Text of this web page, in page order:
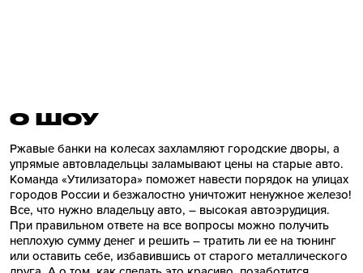
О ШОУ
Ржавые банки на колесах захламляют городские дворы, а
упрямые автовладельцы заламывают цены на старые авто.
Команда «Утилизатора» поможет навести порядок на улицах
городов России и безжалостно уничтожит ненужное железо!
Все, что нужно владельцу авто, – высокая автоэрудиция.
При правильном ответе на все вопросы можно получить
неплохую сумму денег и решить – тратить ли ее на тюнинг
или оставить себе, избавившись от старого металлического